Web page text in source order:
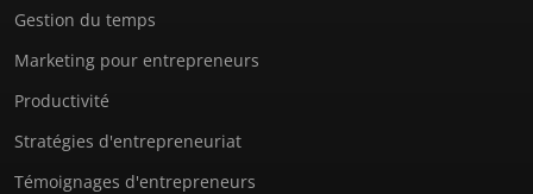
Gestion du temps
Marketing pour entrepreneurs
Productivité
Stratégies d'entrepreneuriat
Témoignages d'entrepreneurs